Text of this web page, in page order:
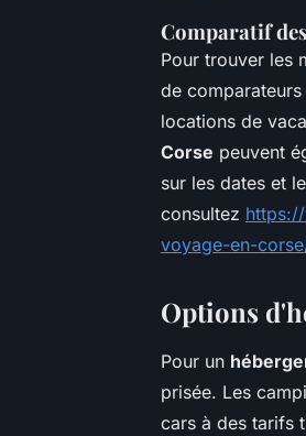
Comparatif
Pour trouver les
de
locations de
Corse peuvent
sur les dates et
consultez
voyage-en-
Options
Pour un
prisée. Les
cars à des tarifs